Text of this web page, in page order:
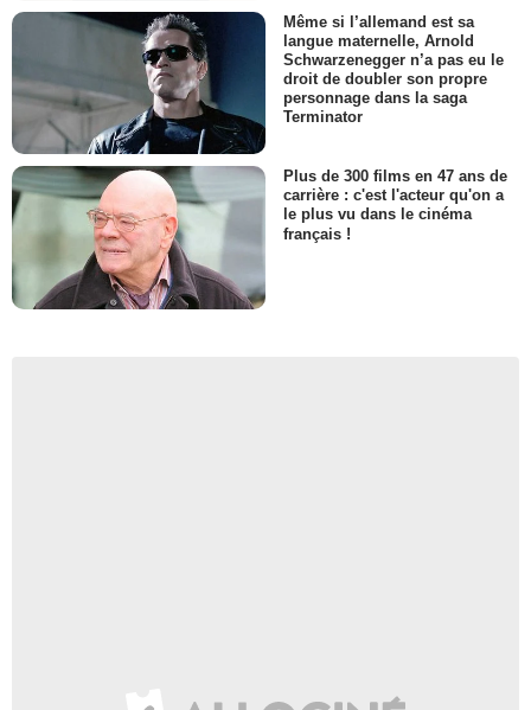
Même si l’allemand est sa
langue maternelle, Arnold
Schwarzenegger n’a pas eu le
droit de doubler son propre
personnage dans la saga
Terminator
Plus de 300 films en 47 ans de
carrière : c'est l'acteur qu'on a
le plus vu dans le cinéma
français !